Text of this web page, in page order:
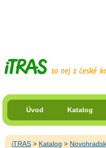
Úvod Katalog
iTRAS > Katalog >